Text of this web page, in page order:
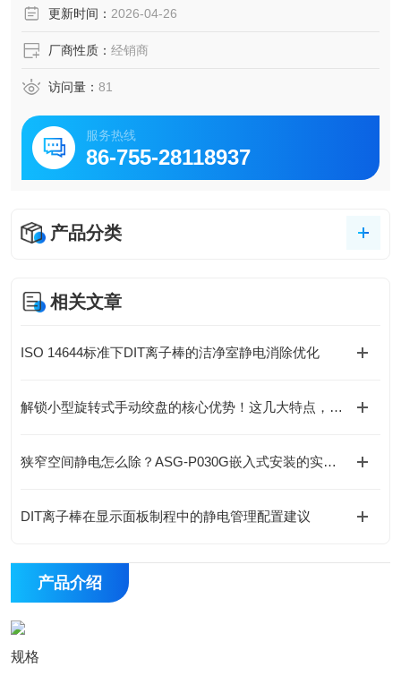
更新时间： 2026-04-26
厂商性质： 经销商
访问量： 81
服务热线
86-755-28118937
产品分类
相关文章
ISO 14644标准下DIT离子棒的洁净室静电消除优化
解锁小型旋转式手动绞盘的核心优势！这几大特点，让操作更省心
狭窄空间静电怎么除？ASG-P030G嵌入式安装的实战思路
DIT离子棒在显示面板制程中的静电管理配置建议
产品介绍
规格